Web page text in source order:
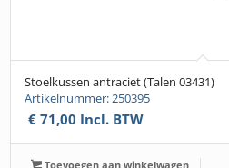
Stoelkussen antraciet (Talen 03431)
Artikelnummer: 250395
€ 71,00 Incl. BTW
Toevoegen aan winkelwagen